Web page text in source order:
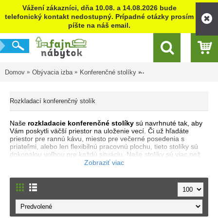
Vážení zákazníci, dňa 10.08. a 14.08.2026 bude
telefonický kontakt nedostupný. Prípadné otázky prosím
píšte na náš email.
Domov Obývacia izba Konferenčné stolíky Rozkladací konferenčný
Rozkladací konferenčný stolík
Naše rozkladacie konferenčné stolíky sú navrhnuté tak, aby
Vám poskytli väčší priestor na uloženie vecí. Či už hľadáte
priestor pre rannú kávu, miesto pre večerné posedenia s
priateľmi, alebo len flexibilnú pracovnú plochu, tieto stolíky sú
dokonalou voľbou pre každú situáciu. Naše stolíky sú viac než
len nábytok – sú multifunkčným riešením pre Váš domov. Vďaka
potrebám, či už potrebujete viac priestoru na stolovanie alebo
chcete minimalizovať ich rozlohu, keď nie sú využívané.
Zároveň ich moderný dizajn dodá Vašej obývačke nádych
sofistikovanosti a štýlu.
Výhody rozkladacích konferenčných stolíkov: